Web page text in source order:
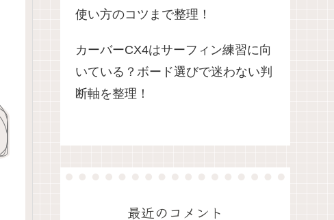
使い方のコツまで整理！
カーバーCX4はサーフィン練習に向
いている？ボード選びで迷わない判
断軸を整理！
最近のコメント